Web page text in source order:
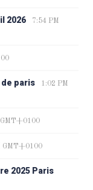
2026
7:54 PM
paris
1:02 PM
GMT+0100
GMT+0100
2025 Paris